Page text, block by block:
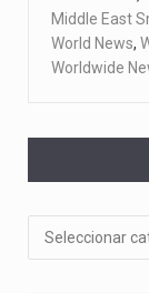
Middle East
World News,
Worldwide